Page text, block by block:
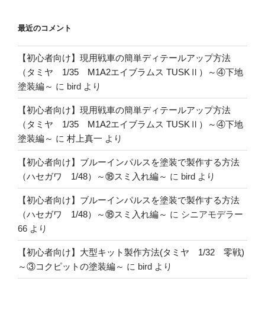
最近のコメント
【初心者向け】現用戦車の簡単ディテールアップ方法
（タミヤ 1/35 M1A2エイブラムス TUSKⅡ）～④下地
塗装編～ に bird より
【初心者向け】現用戦車の簡単ディテールアップ方法
（タミヤ 1/35 M1A2エイブラムス TUSKⅡ）～④下地
塗装編～ に 村上真一 より
【初心者向け】ブルーインパルスを塗装で製作する方法
（ハセガワ 1/48）～⑱スミ入れ編～ に bird より
【初心者向け】ブルーインパルスを塗装で製作する方法
（ハセガワ 1/48）～⑱スミ入れ編～ に シニアモデラー
66 より
【初心者向け】大型キット製作方法(タミヤ 1/32 零戦)
～③コクピットの塗装編～ に bird より